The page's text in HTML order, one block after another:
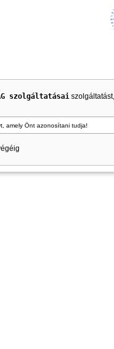
szolgáltatásai
amely Önt azonosítani tudja!